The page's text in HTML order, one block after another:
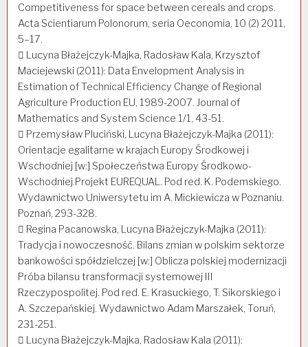
Competitiveness for space between cereals and crops.
Acta Scientiarum Polonorum, seria Oeconomia, 10 (2) 2011,
5–17.
 Lucyna Błażejczyk-Majka, Radosław Kala, Krzysztof
Maciejewski (2011): Data Envelopment Analysis in
Estimation of Technical Efficiency Change of Regional
Agriculture Production EU, 1989-2007. Journal of
Mathematics and System Science 1/1, 43-51.
 Przemysław Pluciński, Lucyna Błażejczyk-Majka (2011):
Orientacje egalitarne w krajach Europy Środkowej i
Wschodniej [w:] Społeczeństwa Europy Środkowo-
Wschodniej.Projekt EUREQUAL. Pod red. K. Podemskiego.
Wydawnictwo Uniwersytetu im A. Mickiewicza w Poznaniu.
Poznań, 293-328.
 Regina Pacanowska, Lucyna Błażejczyk-Majka (2011):
Tradycja i nowoczesność. Bilans zmian w polskim sektorze
bankowości spółdzielczej [w:] Oblicza polskiej modernizacji
Próba bilansu transformacji systemowej III
Rzeczypospolitej. Pod red. E. Krasuckiego, T. Sikorskiego i
A. Szczepańskiej. Wydawnictwo Adam Marszałek, Toruń,
231-251.
 Lucyna Błażejczyk-Majka, Radosław Kala (2011):